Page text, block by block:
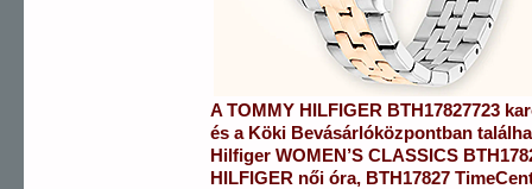
ATOMMY HILFIGER BTH17827723
és a Köki Bevásárlóközpontban
Hilfiger WOMEN’S CLASSICS
HILFIGER női óra, BTH17827